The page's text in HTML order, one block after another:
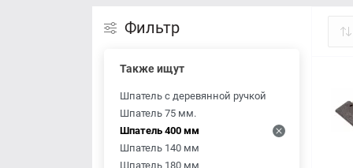
Фильтр
Также ищут
Шпатель с деревянной ручкой
Шпатель 75 мм.
Шпатель 400 мм
Шпатель 140 мм
Шпатель 180 мм